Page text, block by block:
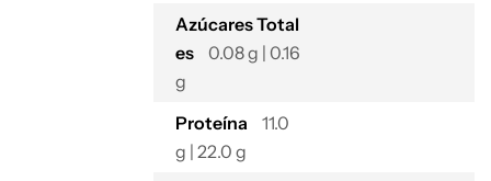
Azúcares Total
es
0.08 g | 0.16
g
Proteína
11.0
g | 22.0 g